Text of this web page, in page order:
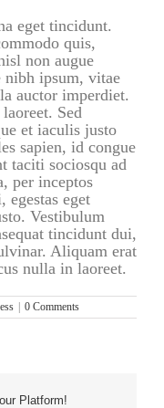
eget tincidunt.
quis,
non augue
nibh ipsum, vitae
auctor imperdiet.
Sed
et iaculis justo
sapien, id congue
taciti sociosqu ad
per inceptos
egestas eget
Vestibulum
tincidunt dui,
Aliquam erat
nulla in laoreet.
| 0 Comments
Platform!